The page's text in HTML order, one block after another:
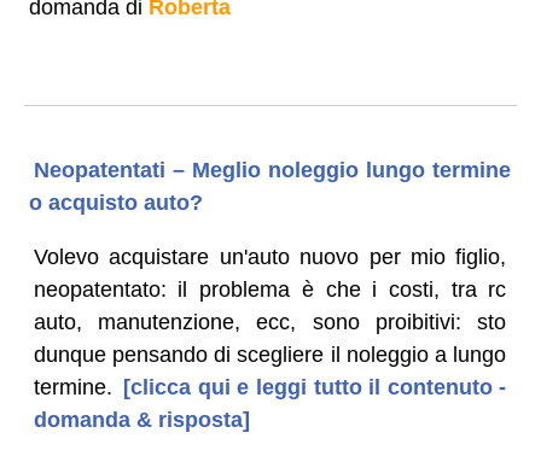
domanda di Roberta
Neopatentati – Meglio noleggio lungo termine
o acquisto auto?
Volevo acquistare un'auto nuovo per mio figlio,
neopatentato: il problema è che i costi, tra rc
auto, manutenzione, ecc, sono proibitivi: sto
dunque pensando di scegliere il noleggio a lungo
termine. [clicca qui e leggi tutto il contenuto -
domanda & risposta]